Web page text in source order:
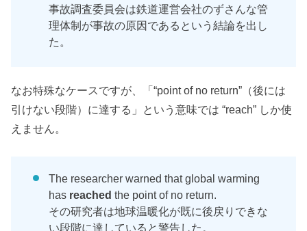
事故調査委員会は鉄道運営会社のずさんな管
理体制が事故の原因であるという結論を出し
た。
なお特殊なケースですが、「“point of no return”（後には
引けない段階）に達する」という意味では “reach” しか使
えません。
The researcher warned that global warming
has reached the point of no return.
その研究者は地球温暖化が既に後戻りできな
い段階に達していると警告した。